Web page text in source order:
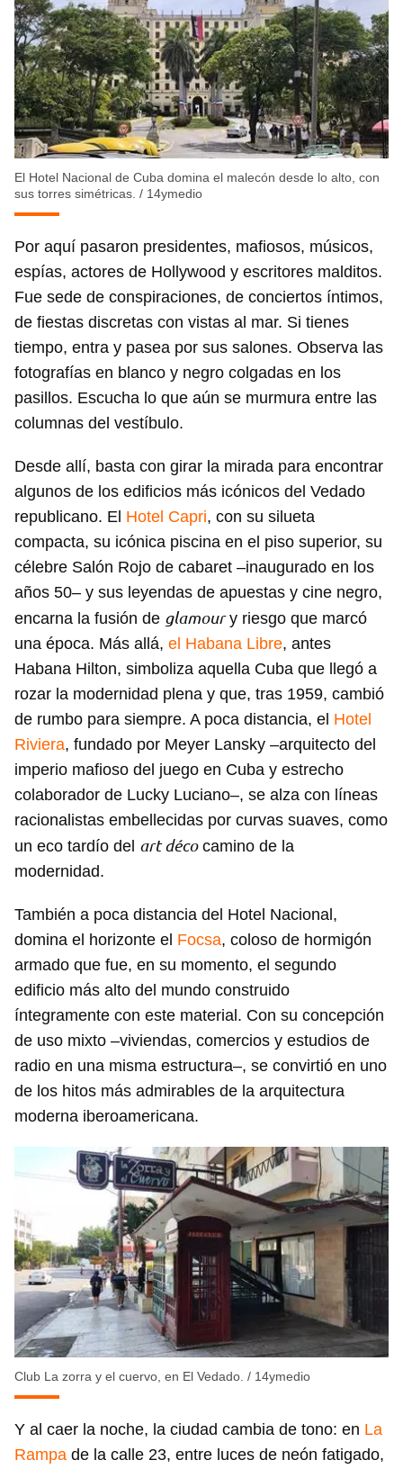
INICIAR SESIÓN CANCELAR
El Hotel Nacional de Cuba domina el malecón desde lo alto, con
sus torres simétricas. / 14ymedio
Por aquí pasaron presidentes, mafiosos, músicos,
espías, actores de Hollywood y escritores malditos.
Fue sede de conspiraciones, de conciertos íntimos,
de fiestas discretas con vistas al mar. Si tienes
tiempo, entra y pasea por sus salones. Observa las
fotografías en blanco y negro colgadas en los
pasillos. Escucha lo que aún se murmura entre las
columnas del vestíbulo.
Desde allí, basta con girar la mirada para encontrar
algunos de los edificios más icónicos del Vedado
republicano. El Hotel Capri, con su silueta
compacta, su icónica piscina en el piso superior, su
célebre Salón Rojo de cabaret –inaugurado en los
años 50– y sus leyendas de apuestas y cine negro,
encarna la fusión de glamoury riesgo que marcó
una época. Más allá, el Habana Libre, antes
Habana Hilton, simboliza aquella Cuba que llegó a
rozar la modernidad plena y que, tras 1959, cambió
de rumbo para siempre. A poca distancia, el Hotel
Riviera, fundado por Meyer Lansky –arquitecto del
imperio mafioso del juego en Cuba y estrecho
colaborador de Lucky Luciano–, se alza con líneas
racionalistas embellecidas por curvas suaves, como
un eco tardío del art décocamino de la
modernidad.
También a poca distancia del Hotel Nacional,
domina el horizonte el Focsa, coloso de hormigón
armado que fue, en su momento, el segundo
edificio más alto del mundo construido
íntegramente con este material. Con su concepción
de uso mixto –viviendas, comercios y estudios de
radio en una misma estructura–, se convirtió en uno
de los hitos más admirables de la arquitectura
moderna iberoamericana.
Club La zorra y el cuervo, en El Vedado. / 14ymedio
Y al caer la noche, la ciudad cambia de tono: en La
Rampa de la calle 23, entre luces de neón fatigado,